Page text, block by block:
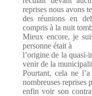
reprises nous avons
des réunions en
compris à la nuit
Mieux encore, je
personne était à
l’origine de la quasi-
venir de la
Pourtant, cela ne
nombreuses reprises
enfin voir son